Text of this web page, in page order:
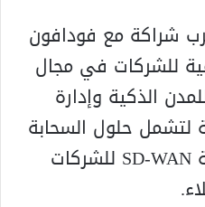
شراكة مع فودافون
للشركات في مجال
الذكية وإدارة
لتشمل حلول السحابة
والأمن السيبراني وشبكة SD-WAN للشركات